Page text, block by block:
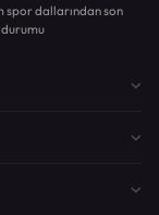
spor dallarından son